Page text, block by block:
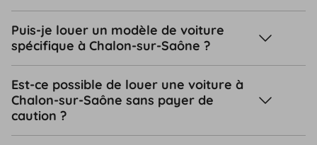
Puis-je louer un modèle de voiture
spécifique à Chalon-sur-Saône ?
Est-ce possible de louer une voiture à
Chalon-sur-Saône sans payer de
caution ?